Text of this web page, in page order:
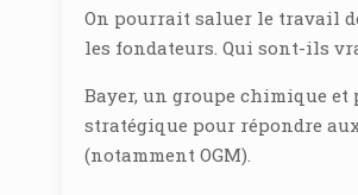
On pourrait saluer le travail
les fondateurs. Qui sont-ils
Bayer, un groupe chimique
stratégique pour répondre
(notamment OGM).